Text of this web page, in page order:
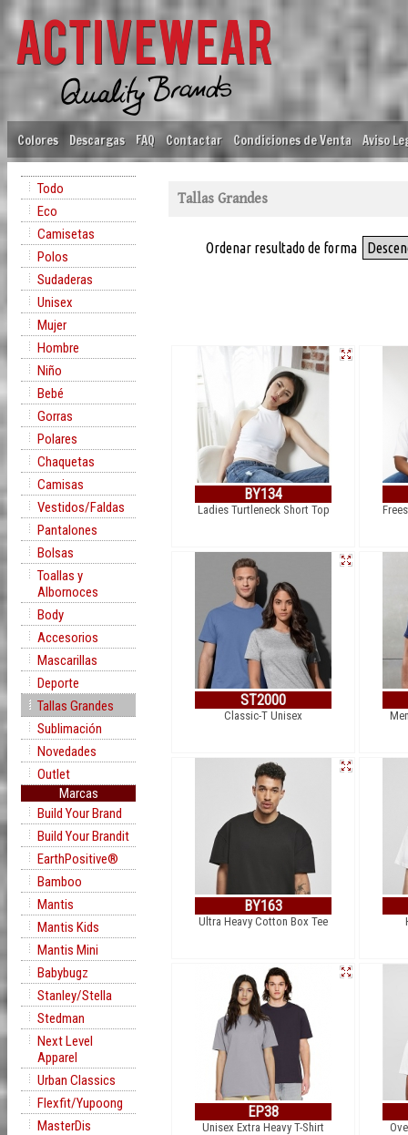
Colores Descargas FAQ Contactar Condiciones de Venta Aviso
Todo
Eco
Camisetas
Polos
Sudaderas
Unisex
Mujer
Hombre
Niño
Bebé
Gorras
Polares
Chaquetas
Camisas
Vestidos/Faldas
Pantalones
Bolsas
Toallas y
Albornoces
Body
Accesorios
Mascarillas
Deporte
Tallas Grandes
Sublimación
Novedades
Outlet
Marcas
Build Your Brand
Build Your Brandit
EarthPositive®
Bamboo
Mantis
Mantis Kids
Mantis Mini
Babybugz
Stanley/Stella
Stedman
Next Level
Apparel
Urban Classics
Flexfit/Yupoong
MasterDis
Tallas Grandes
Ordenar resultado de forma
BY134
Ladies Turtleneck Short Top
ST2000
Classic-T Unisex
BY163
Ultra Heavy Cotton Box Tee
EP38
Unisex Extra Heavy T-Shirt